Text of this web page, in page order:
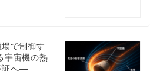
で制御す
宇宙機の熱
証へ―